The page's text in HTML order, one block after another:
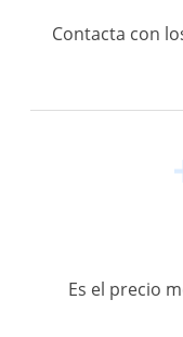
Contacta con
Es el precio